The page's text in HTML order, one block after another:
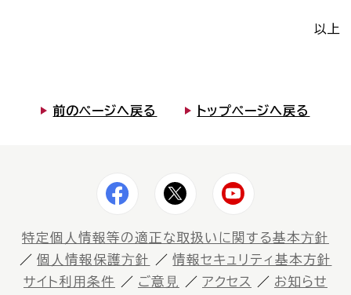
以上
前のページへ戻る トップページへ戻る
特定個⼈情報等の適正な取扱いに関する基本⽅針
個⼈情報保護⽅針
情報セキュリティ基本方針
サイト利⽤条件
ご意⾒ アクセス
お知らせ